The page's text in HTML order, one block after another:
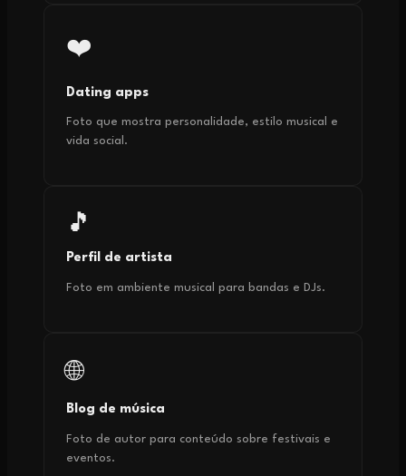
❤️
Dating apps
Foto que mostra personalidade, estilo musical e
vida social.
🎵
Perfil de artista
Foto em ambiente musical para bandas e DJs.
🌐
Blog de música
Foto de autor para conteúdo sobre festivais e
eventos.